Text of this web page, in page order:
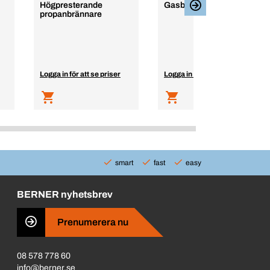
Högpresterande
propanbrännare
Logga in för att se priser
Gasbrännare
Logga in för att se priser
smart fast easy
BERNER nyhetsbrev
Prenumerera nu
08 578 778 60
info@berner.se